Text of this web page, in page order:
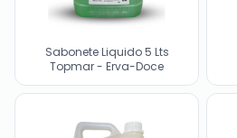
Sabonete Liquido 5 Lts
Topmar - Erva-Doce